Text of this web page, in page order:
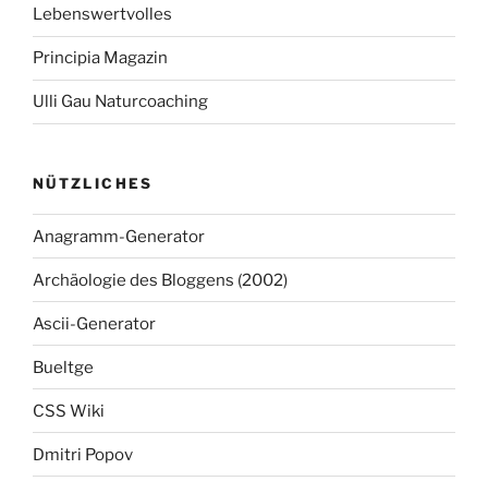
Lebenswertvolles
Principia Magazin
Ulli Gau Naturcoaching
NÜTZLICHES
Anagramm-Generator
Archäologie des Bloggens (2002)
Ascii-Generator
Bueltge
CSS Wiki
Dmitri Popov